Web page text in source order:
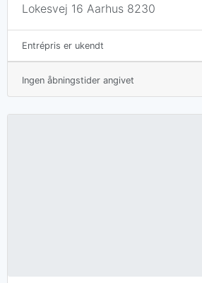
Lokesvej 16 Aarhus 8230
Entrépris er ukendt
Ingen åbningstider angivet